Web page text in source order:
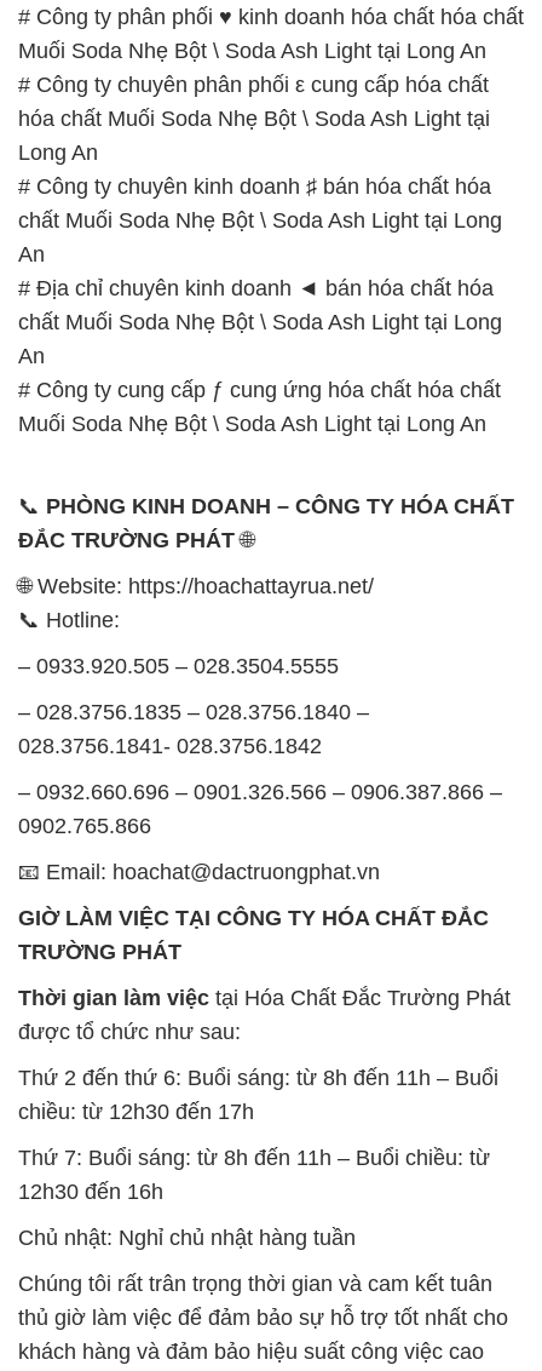
# Công ty phân phối ♥ kinh doanh hóa chất hóa chất
Muối Soda Nhẹ Bột \ Soda Ash Light tại Long An
# Công ty chuyên phân phối ε cung cấp hóa chất
hóa chất Muối Soda Nhẹ Bột \ Soda Ash Light tại
Long An
# Công ty chuyên kinh doanh ♯ bán hóa chất hóa
chất Muối Soda Nhẹ Bột \ Soda Ash Light tại Long
An
# Địa chỉ chuyên kinh doanh ◄ bán hóa chất hóa
chất Muối Soda Nhẹ Bột \ Soda Ash Light tại Long
An
# Công ty cung cấp ƒ cung ứng hóa chất hóa chất
Muối Soda Nhẹ Bột \ Soda Ash Light tại Long An
📞 PHÒNG KINH DOANH – CÔNG TY HÓA CHẤT
ĐẮC TRƯỜNG PHÁT🌐
🌐 Website: https://hoachattayrua.net/
📞 Hotline:
– 0933.920.505 – 028.3504.5555
– 028.3756.1835 – 028.3756.1840 –
028.3756.1841- 028.3756.1842
– 0932.660.696 – 0901.326.566 – 0906.387.866 –
0902.765.866
📧 Email: hoachat@dactruongphat.vn
GIỜ LÀM VIỆC TẠI CÔNG TY HÓA CHẤT ĐẮC
TRƯỜNG PHÁT
Thời gian làm việc tại Hóa Chất Đắc Trường Phát
được tổ chức như sau:
Thứ 2 đến thứ 6: Buổi sáng: từ 8h đến 11h – Buổi
chiều: từ 12h30 đến 17h
Thứ 7: Buổi sáng: từ 8h đến 11h – Buổi chiều: từ
12h30 đến 16h
Chủ nhật: Nghỉ chủ nhật hàng tuần
Chúng tôi rất trân trọng thời gian và cam kết tuân
thủ giờ làm việc để đảm bảo sự hỗ trợ tốt nhất cho
khách hàng và đảm bảo hiệu suất công việc cao